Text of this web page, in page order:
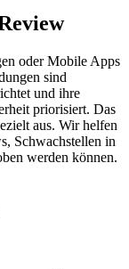
oder Mobile Apps
sind
und ihre
priorisiert. Das
aus. Wir helfen
Schwachstellen in
werden können.